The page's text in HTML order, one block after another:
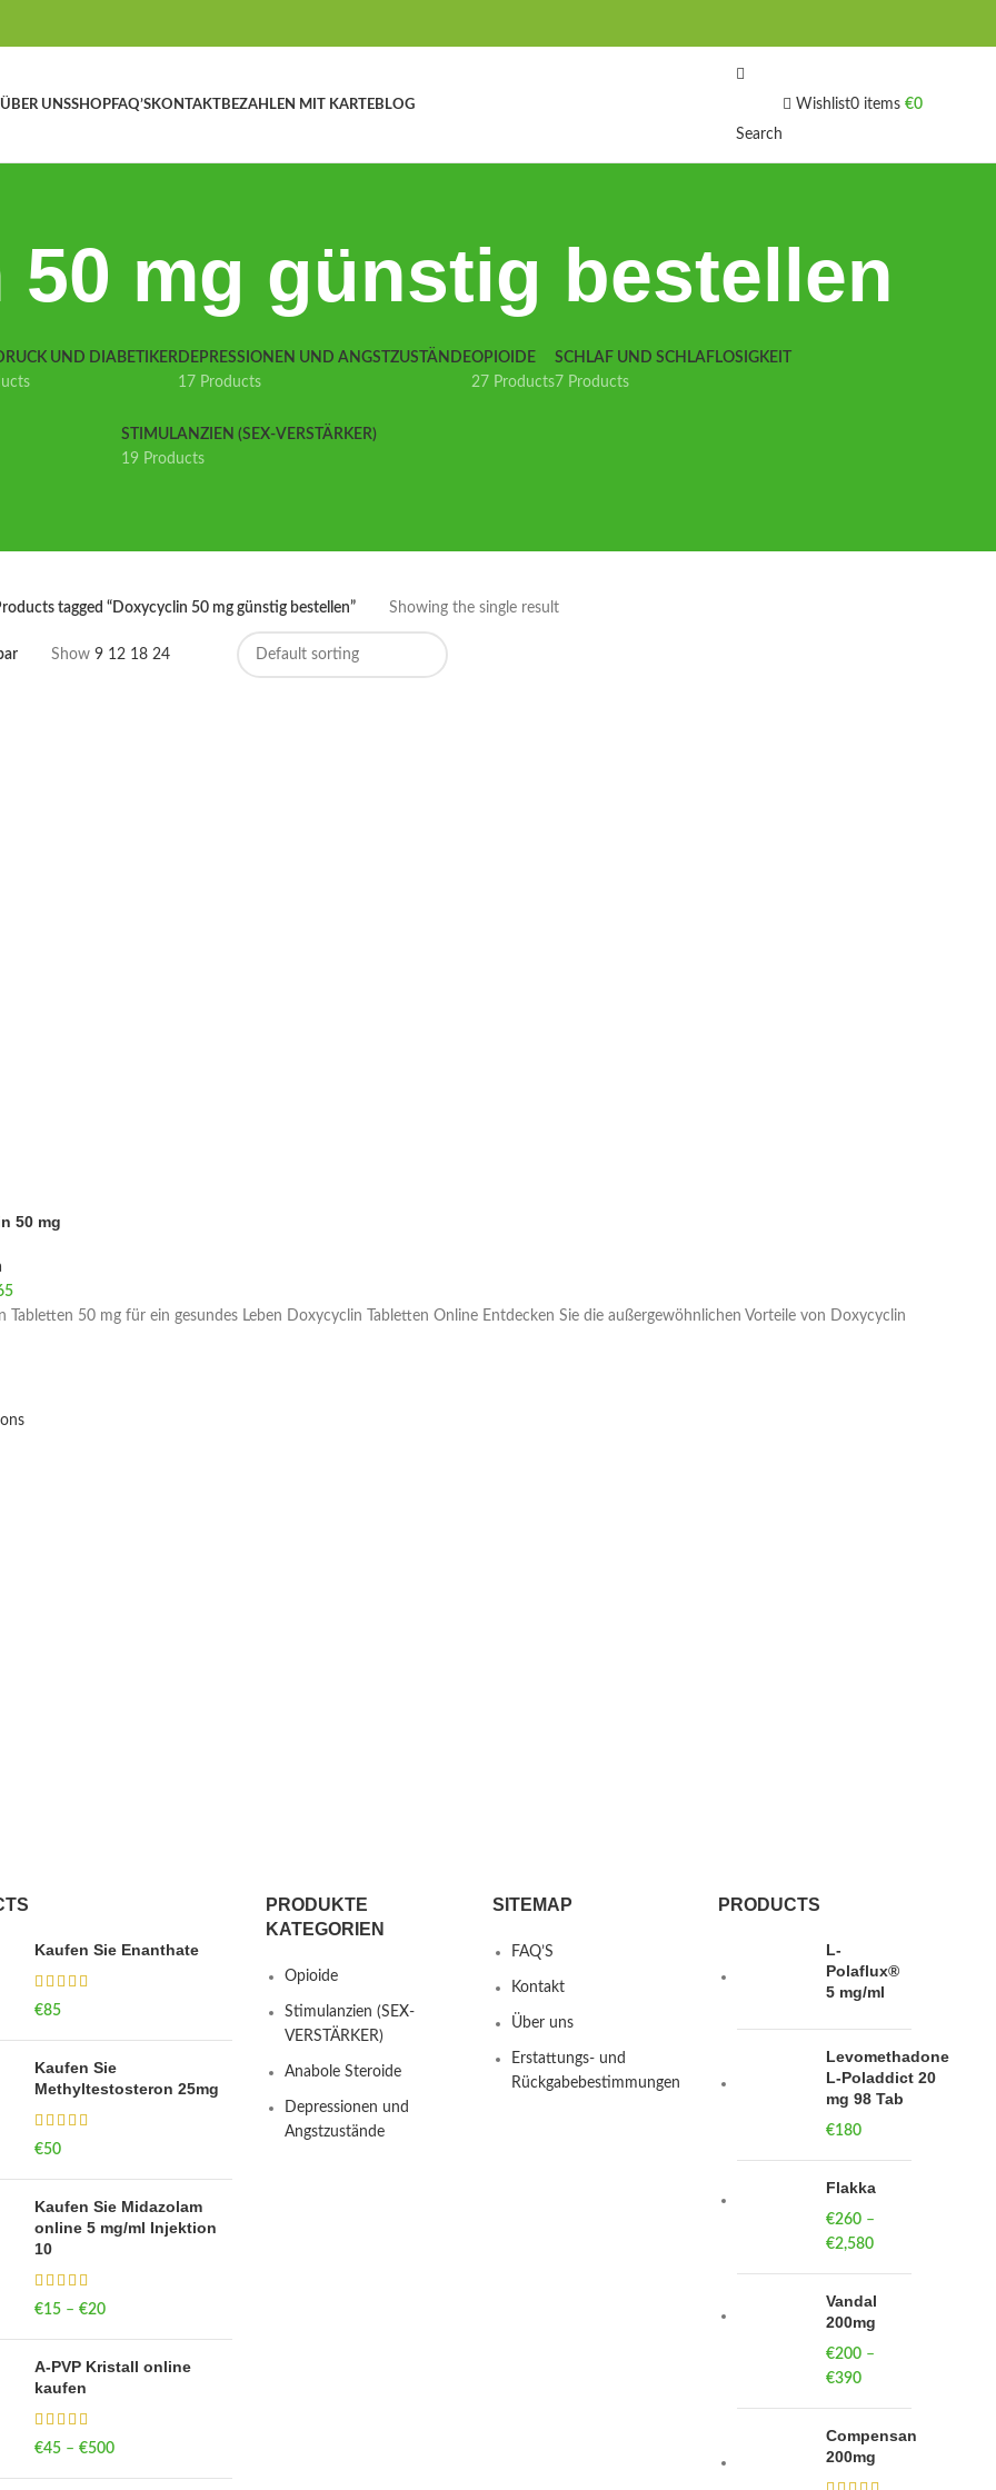
ÜBER UNSSHOPFAQ’SKONTAKTBEZAHLEN MIT KARTEBLOG
Search
Wishlist0 items €0
mg günstig bestellen
UND DIABETIKER DEPRESSIONEN UND ANGSTZUSTÄNDE
17 Products
OPIOIDE
27 Products
SCHLAF UND SCHLAFLOSIGKEIT
7 Products
STIMULANZIEN (SEX-VERSTÄRKER)
19 Products
tagged “Doxycyclin 50 mg günstig bestellen” Showing the single result
Show 9 12 18 24
50 mg
Tabletten 50 mg für ein gesundes Leben Doxycyclin Tabletten Online Entdecken Sie die außergewöhnlichen Vorteile von Doxycyclin
Kaufen Sie Enanthate
€85
Kaufen Sie
Methyltestosteron 25mg
€50
Kaufen Sie Midazolam
online 5 mg/ml Injektion
10
€15 – €20Price range: €15
A-PVP Kristall online
kaufen
€45 – €500Price range: €45
PRODUKTE
KATEGORIEN
Opioide
Stimulanzien (SEX-
VERSTÄRKER)
Anabole Steroide
Depressionen und
Angstzustände
SITEMAP
FAQ’S
Kontakt
Über uns
Erstattungs- und
Rückgabebestimmungen
PRODUCTS
L-
Polaflux®
5 mg/ml
Levomethadone
L-Poladdict 20
mg 98 Tab
€180
Flakka
€260 –
€2,580
€260
through
Vandal
200mg
€200 –
€390
through
Compensan
200mg